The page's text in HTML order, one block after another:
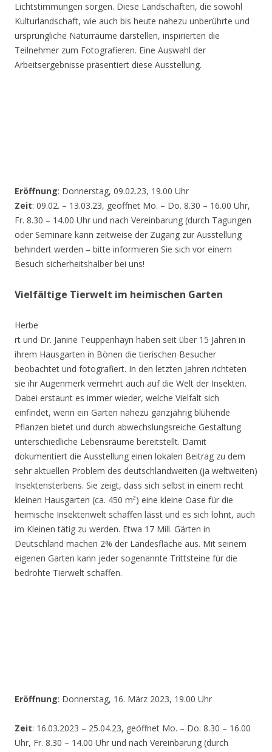
Lichtstimmungen sorgen. Diese Landschaften, die sowohl
Kulturlandschaft, wie auch bis heute nahezu unberührte und
ursprüngliche Naturräume darstellen, inspirierten die
Teilnehmer zum Fotografieren. Eine Auswahl der
Arbeitsergebnisse präsentiert diese Ausstellung.
Eröffnung: Donnerstag, 09.02.23, 19.00 Uhr
Zeit: 09.02. – 13.03.23, geöffnet Mo. – Do. 8.30 – 16.00 Uhr,
Fr. 8.30 – 14.00 Uhr und nach Vereinbarung (durch Tagungen
oder Seminare kann zeitweise der Zugang zur Ausstellung
behindert werden – bitte informieren Sie sich vor einem
Besuch sicherheitshalber bei uns!
Vielfältige Tierwelt im heimischen Garten
Herbe
rt und Dr. Janine Teuppenhayn haben seit über 15 Jahren in
ihrem Hausgarten in Bönen die tierischen Besucher
beobachtet und fotografiert. In den letzten Jahren richteten
sie ihr Augenmerk vermehrt auch auf die Welt der Insekten.
Dabei erstaunt es immer wieder, welche Vielfalt sich
einfindet, wenn ein Garten nahezu ganzjährig blühende
Pflanzen bietet und durch abwechslungsreiche Gestaltung
unterschiedliche Lebensräume bereitstellt. Damit
dokumentiert die Ausstellung einen lokalen Beitrag zu dem
sehr aktuellen Problem des deutschlandweiten (ja weltweiten)
Insektensterbens. Sie zeigt, dass sich selbst in einem recht
kleinen Hausgarten (ca. 450 m²) eine kleine Oase für die
heimische Insektenwelt schaffen lässt und es sich lohnt, auch
im Kleinen tätig zu werden. Etwa 17 Mill. Gärten in
Deutschland machen 2% der Landesfläche aus. Mit seinem
eigenen Garten kann jeder sogenannte Trittsteine für die
bedrohte Tierwelt schaffen.
Eröffnung: Donnerstag, 16. März 2023, 19.00 Uhr
Zeit: 16.03.2023 – 25.04.23, geöffnet Mo. – Do. 8.30 – 16.00
Uhr, Fr. 8.30 – 14.00 Uhr und nach Vereinbarung (durch